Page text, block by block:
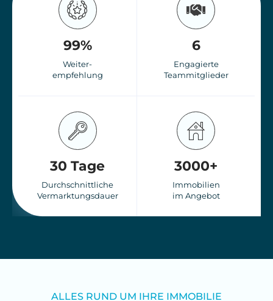
99%
Weiter-
empfehlung
6
Engagierte
Teammitglieder
30 Tage
Durchschnittliche
Vermarktungsdauer
3000+
Immobilien
im Angebot
ALLES RUND UM IHRE IMMOBILIE